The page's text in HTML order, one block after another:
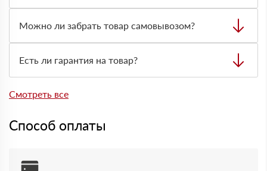
Стоимость и сроки зависят от адреса, объёма заказа,
типа материала и нужной техники для разгрузки.
Можно ли забрать товар самовывозом?
только по предварительно оформленной заявке через
менеджера.
Есть ли гарантия на товар?
отгрузке можно получить документы, подтверждающие
Смотреть все
Способ оплаты